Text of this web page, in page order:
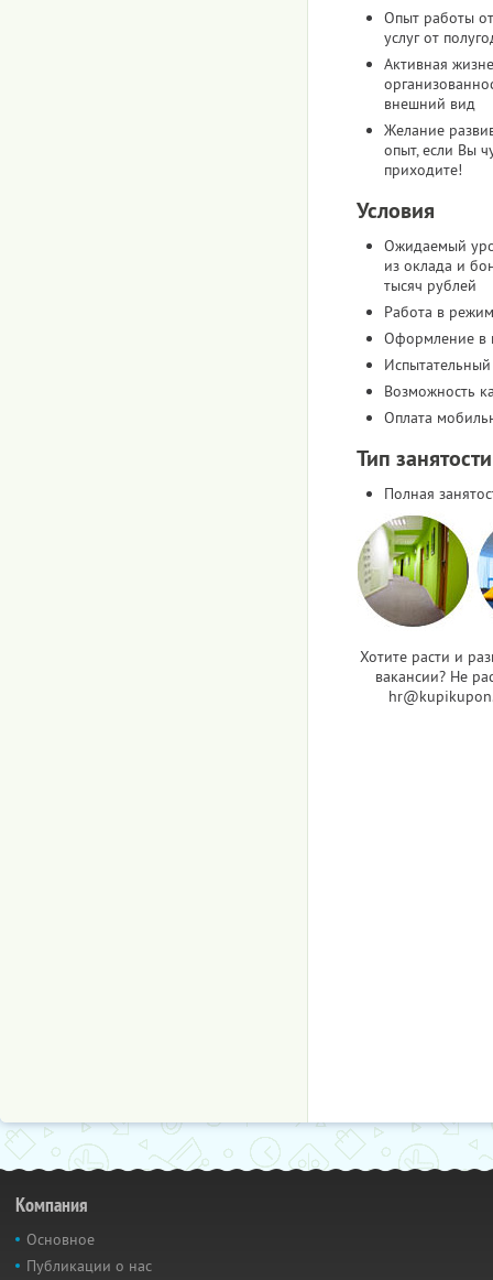
Опыт работы
услуг от
Активная
внешний вид
Желание
опыт, если Вы
приходите!
Условия
Ожидаемый
из оклада и
тысяч рублей
Работа в
Оформление в
Возможность
Оплата
Тип занятости
Полная
Хотите расти и
вакансии? Не
Компания
Основное
Публикации о нас